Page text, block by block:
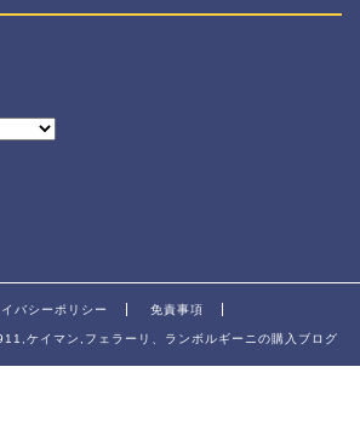
バシーポリシー 免責事項
ケイマン,フェラーリ、ランボルギーニの購入ブログ